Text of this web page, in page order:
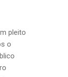
pleito
o